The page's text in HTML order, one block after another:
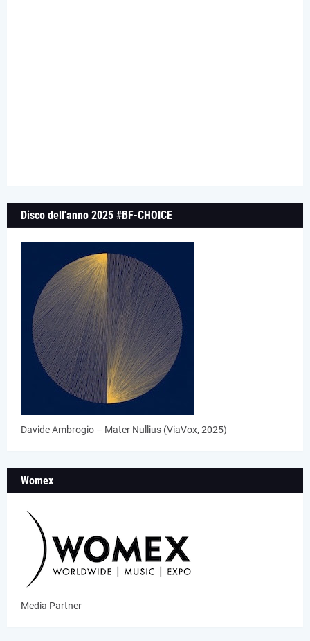
Disco dell'anno 2025 #BF-CHOICE
Davide Ambrogio – Mater Nullius (ViaVox, 2025)
Womex
Media Partner